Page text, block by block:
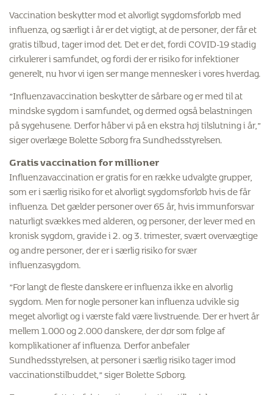
Vaccination beskytter mod et alvorligt sygdomsforløb med
influenza, og særligt i år er det vigtigt, at de personer, der får et
gratis tilbud, tager imod det. Det er det, fordi COVID-19 stadig
cirkulerer i samfundet, og fordi der er risiko for infektioner
generelt, nu hvor vi igen ser mange mennesker i vores hverdag.
”Influenzavaccination beskytter de sårbare og er med til at
mindske sygdom i samfundet, og dermed også belastningen
på sygehusene. Derfor håber vi på en ekstra høj tilslutning i år,”
siger overlæge Bolette Søborg fra Sundhedsstyrelsen.
Gratis vaccination for millioner
Influenzavaccination er gratis for en række udvalgte grupper,
som er i særlig risiko for et alvorligt sygdomsforløb hvis de får
influenza. Det gælder personer over 65 år, hvis immunforsvar
naturligt svækkes med alderen, og personer, der lever med en
kronisk sygdom, gravide i 2. og 3. trimester, svært overvægtige
og andre personer, der er i særlig risiko for svær
influenzasygdom.
”For langt de fleste danskere er influenza ikke en alvorlig
sygdom. Men for nogle personer kan influenza udvikle sig
meget alvorligt og i værste fald være livstruende. Der er hvert år
mellem 1.000 og 2.000 danskere, der dør som følge af
komplikationer af influenza. Derfor anbefaler
Sundhedsstyrelsen, at personer i særlig risiko tager imod
vaccinationstilbuddet,” siger Bolette Søborg.